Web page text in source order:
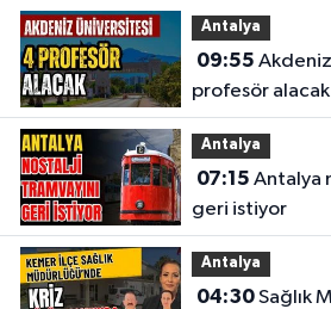
Antalya
09:55
profesör alacak
Antalya
07:15
geri istiyor
Antalya
04:30Sağlık Müdürlüğü’nde kriz!